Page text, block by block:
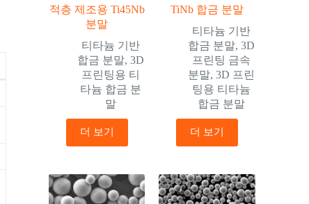
적층 제조용 Ti45Nb
분말
티타늄 기반
합금 분말,3D
프린팅용 티
타늄 합금 분
말
더 보기
TiNb 합금 분말
티타늄 기반
합금 분말, 3D
프린팅 금속
분말, 3D 프린
팅용 티타늄
합금 분말
더 보기